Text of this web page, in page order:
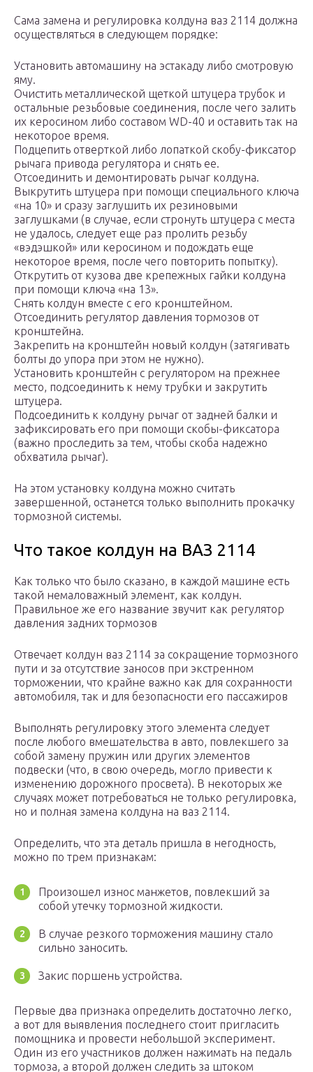
Сама замена и регулировка колдуна ваз 2114 должна
осуществляться в следующем порядке:
Установить автомашину на эстакаду либо смотровую
яму.
Очистить металлической щеткой штуцера трубок и
остальные резьбовые соединения, после чего залить
их керосином либо составом WD-40 и оставить так на
некоторое время.
Подцепить отверткой либо лопаткой скобу-фиксатор
рычага привода регулятора и снять ее.
Отсоединить и демонтировать рычаг колдуна.
Выкрутить штуцера при помощи специального ключа
«на 10» и сразу заглушить их резиновыми
заглушками (в случае, если стронуть штуцера с места
не удалось, следует еще раз пролить резьбу
«вэдэшкой» или керосином и подождать еще
некоторое время, после чего повторить попытку).
Открутить от кузова две крепежных гайки колдуна
при помощи ключа «на 13».
Снять колдун вместе с его кронштейном.
Отсоединить регулятор давления тормозов от
кронштейна.
Закрепить на кронштейн новый колдун (затягивать
болты до упора при этом не нужно).
Установить кронштейн с регулятором на прежнее
место, подсоединить к нему трубки и закрутить
штуцера.
Подсоединить к колдуну рычаг от задней балки и
зафиксировать его при помощи скобы-фиксатора
(важно проследить за тем, чтобы скоба надежно
обхватила рычаг).
На этом установку колдуна можно считать
завершенной, останется только выполнить прокачку
тормозной системы.
Что такое колдун на ВАЗ 2114
Как только что было сказано, в каждой машине есть
такой немаловажный элемент, как колдун.
Правильное же его название звучит как регулятор
давления задних тормозов
Отвечает колдун ваз 2114 за сокращение тормозного
пути и за отсутствие заносов при экстренном
торможении, что крайне важно как для сохранности
автомобиля, так и для безопасности его пассажиров
Выполнять регулировку этого элемента следует
после любого вмешательства в авто, повлекшего за
собой замену пружин или других элементов
подвески (что, в свою очередь, могло привести к
изменению дорожного просвета). В некоторых же
случаях может потребоваться не только регулировка,
но и полная замена колдуна на ваз 2114.
Определить, что эта деталь пришла в негодность,
можно по трем признакам:
Произошел износ манжетов, повлекший за
собой утечку тормозной жидкости.
В случае резкого торможения машину стало
сильно заносить.
Закис поршень устройства.
Первые два признака определить достаточно легко,
а вот для выявления последнего стоит пригласить
помощника и провести небольшой эксперимент.
Один из его участников должен нажимать на педаль
тормоза, а второй должен следить за штоком